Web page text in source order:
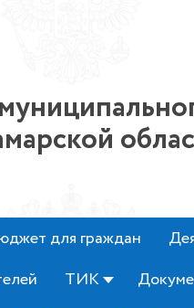
для граждан
ТИК